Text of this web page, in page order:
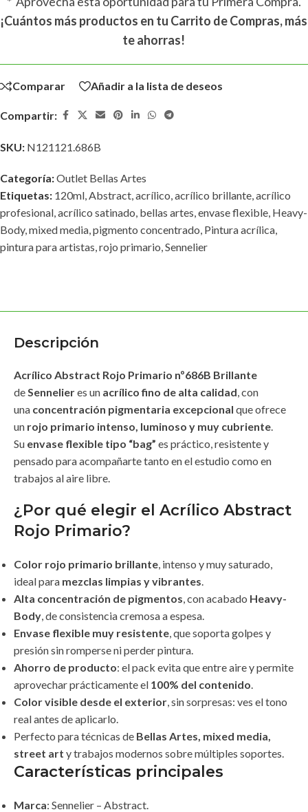
¡Cuántos más productos en tu Carrito de Compras, más
te ahorras!
Comparar Añadir a la lista de deseos
Compartir:
SKU: N121121.686B
Categoría:Outlet Bellas Artes
Etiquetas: 120ml Abstract acrílico acrílico brillante acrílico
profesional acrílico satinado bellas artes envase flexible Heavy-
Body, mixed media pigmento concentrado Pintura acrílica
pintura para artistas rojo primario Sennelier
Descripción
Acrílico Abstract Rojo Primario nº686B Brillante
de Sennelieres un acrílico fino de alta calidad , con
una concentración pigmentaria excepcional que ofrece
un rojo primario intenso, luminoso y muy cubriente
Su envase flexible tipo “bag” es práctico, resistente y
pensado para acompañarte tanto en el estudio como en
trabajos al aire libre.
¿Por qué elegir el Acrílico Abstract
Rojo Primario?
Color rojo primario brillante , intenso y muy saturado,
ideal para mezclas limpias y vibrantes
Alta concentración de pigmentos , con acabado Heavy-
Body , de consistencia cremosa a espesa.
Envase flexible muy resistente , que soporta golpes y
presión sin romperse ni perder pintura.
Ahorro de producto: el pack evita que entre aire y permite
aprovechar prácticamente el 100% del contenido
Color visible desde el exterior , sin sorpresas: ves el tono
real antes de aplicarlo.
Perfecto para técnicas de Bellas Artes, mixed media,
street art y trabajos modernos sobre múltiples soportes.
Características principales
Marca: Sennelier – Abstract.